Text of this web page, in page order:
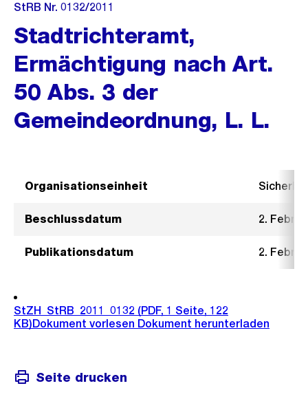
StRB Nr. 0132/2011
Stadtrichteramt,
Ermächtigung nach Art.
50 Abs. 3 der
Gemeindeordnung, L. L.
Organisationseinheit
Beschlussdatum 2.
Publikationsdatum 2.
StZH_StRB_2011_0132 (PDF, 1 Seite, 122
KB)Dokument vorlesen Dokument herunterladen
Seite drucken